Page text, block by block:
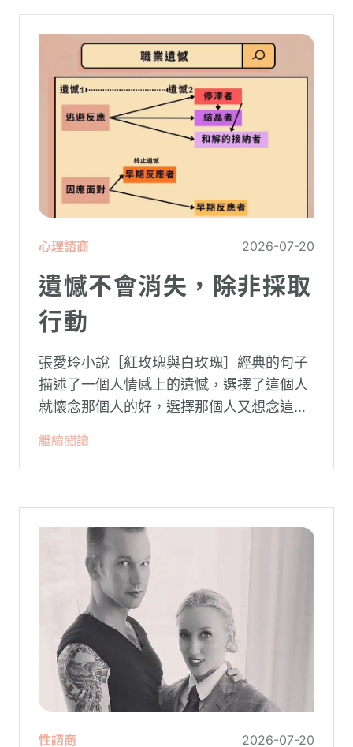
心理諮商 2026-07-20
遺憾不會消失，除非採取
行動
張愛玲小說［紅玫瑰與白玫瑰］經典的句子
描述了一個人情感上的遺憾，選擇了這個人
就懷念那個人的好，選擇那個人又想念這個
繼續閱讀
性諮商 2026-07-20